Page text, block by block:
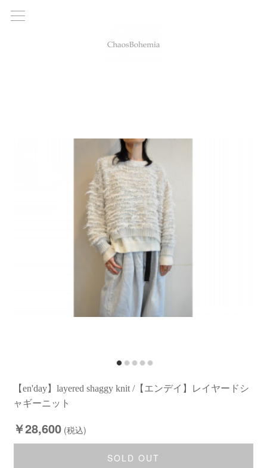
【en'day】layered shaggy knit /【エンデイ】レイヤードシ
ャギーニット
￥28,600 (税込)
SOLD OUT